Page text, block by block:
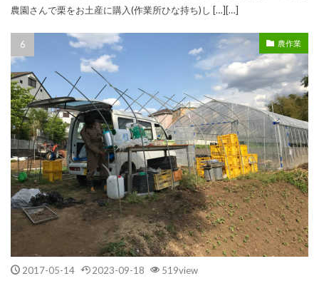
農園さんで栗をお土産に購入(作業所ひな持ち)し […][…]
農作業
2017-05-14 2023-09-18 519view